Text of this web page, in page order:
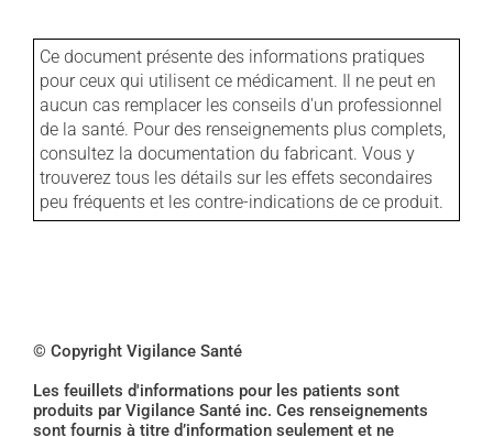
Ce document présente des informations pratiques
pour ceux qui utilisent ce médicament. Il ne peut en
aucun cas remplacer les conseils d'un professionnel
de la santé. Pour des renseignements plus complets,
consultez la documentation du fabricant. Vous y
trouverez tous les détails sur les effets secondaires
peu fréquents et les contre-indications de ce produit.
© Copyright Vigilance Santé
Les feuillets d'informations pour les patients sont
produits par Vigilance Santé inc. Ces renseignements
sont fournis à titre d’information seulement et ne